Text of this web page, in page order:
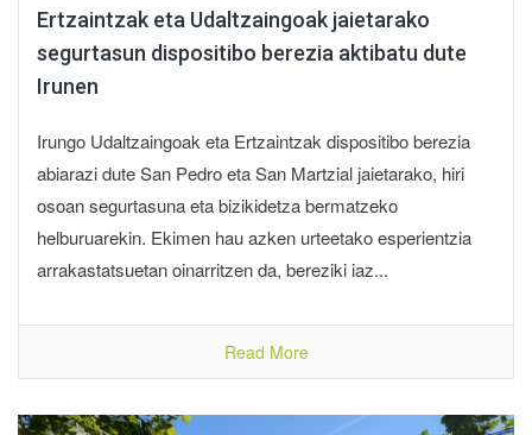
Ertzaintzak eta Udaltzaingoak jaietarako
segurtasun dispositibo berezia aktibatu dute
Irunen
Irungo Udaltzaingoak eta Ertzaintzak dispositibo berezia
abiarazi dute San Pedro eta San Martzial jaietarako, hiri
osoan segurtasuna eta bizikidetza bermatzeko
helburuarekin. Ekimen hau azken urteetako esperientzia
arrakastatsuetan oinarritzen da, bereziki iaz...
Read More